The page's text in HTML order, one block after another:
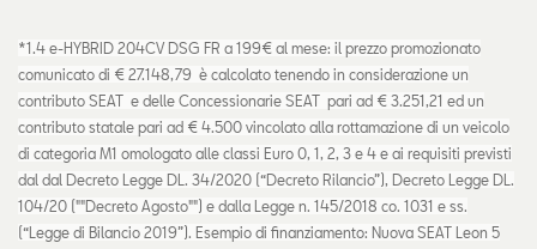
*1.4 e-HYBRID 204CV DSG FR a 199€ al mese: il prezzo promozionato
comunicato di € 27.148,79 è calcolato tenendo in considerazione un
contributo SEAT e delle Concessionarie SEAT pari ad € 3.251,21 ed un
contributo statale pari ad € 4.500 vincolato alla rottamazione di un veicolo
di categoria M1 omologato alle classi Euro 0, 1, 2, 3 e 4 e ai requisiti previsti
dal dal Decreto Legge DL. 34/2020 (“Decreto Rilancio”), Decreto Legge DL.
104/20 (""Decreto Agosto"") e dalla Legge n. 145/2018 co. 1031 e ss.
(“Legge di Bilancio 2019”). Esempio di finanziamento: Nuova SEAT Leon 5